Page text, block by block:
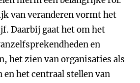
van veranderen vormt het
Daarbij gaat het om het
en
het zien van organisaties als
en het centraal stellen van